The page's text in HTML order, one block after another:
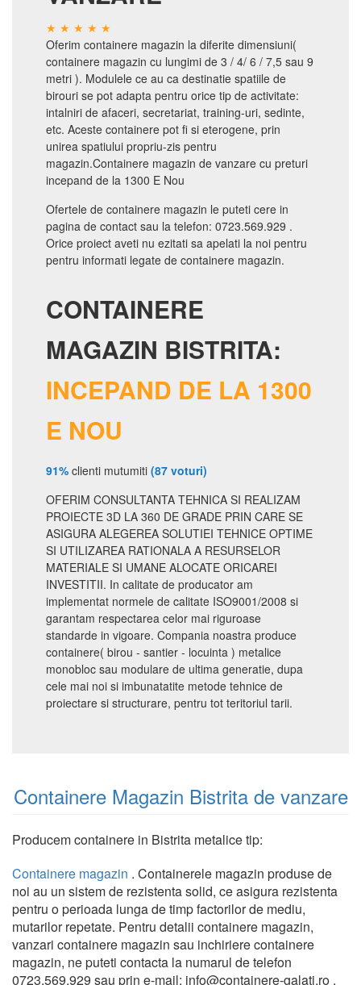
Oferim containere magazin la diferite dimensiuni(
containere magazin cu lungimi de 3 / 4/ 6 / 7,5 sau 9
metri ). Modulele ce au ca destinatie spatiile de
birouri se pot adapta pentru orice tip de activitate:
intalniri de afaceri, secretariat, training-uri, sedinte,
etc. Aceste containere pot fi si eterogene, prin
unirea spatiului propriu-zis pentru
magazin.Containere magazin de vanzare cu preturi
incepand de la 1300 E Nou
Ofertele de containere magazin le puteti cere in
pagina de contact sau la telefon: 0723.569.929 .
Orice proiect aveti nu ezitati sa apelati la noi pentru
pentru informati legate de containere magazin.
CONTAINERE
MAGAZIN BISTRITA:
INCEPAND DE LA 1300
E NOU
91% clienti mutumiti (87 voturi)
OFERIM CONSULTANTA TEHNICA SI REALIZAM
PROIECTE 3D LA 360 DE GRADE PRIN CARE SE
ASIGURA ALEGEREA SOLUTIEI TEHNICE OPTIME
SI UTILIZAREA RATIONALA A RESURSELOR
MATERIALE SI UMANE ALOCATE ORICAREI
INVESTITII. In calitate de producator am
implementat normele de calitate ISO9001/2008 si
garantam respectarea celor mai riguroase
standarde in vigoare. Compania noastra produce
containere( birou - santier - locuinta ) metalice
monobloc sau modulare de ultima generatie, dupa
cele mai noi si imbunatatite metode tehnice de
proiectare si structurare, pentru tot teritoriul tarii.
Containere Magazin Bistrita de vanzare
Producem containere in Bistrita metalice tip:
Containere magazin . Containerele magazin produse de
noi au un sistem de rezistenta solid, ce asigura rezistenta
pentru o perioada lunga de timp factorilor de mediu,
mutarilor repetate. Pentru detalii containere magazin,
vanzari containere magazin sau inchiriere containere
magazin, ne puteti contacta la numarul de telefon
0723.569.929 sau prin e-mail: info@containere-galati.ro .